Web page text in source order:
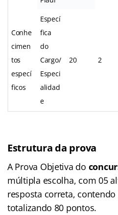
Conhe
cimen
tos
especí
ficos
Especí
fica
do
Cargo/
Especi
alidad
e
20 2
Estrutura da prova
A Prova Objetiva do
múltipla escolha, com 05
resposta correta, contendo
totalizando 80 pontos.